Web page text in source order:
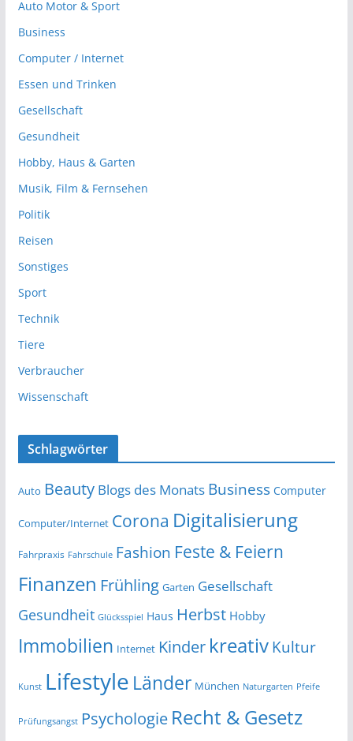
Auto Motor & Sport
Business
Computer / Internet
Essen und Trinken
Gesellschaft
Gesundheit
Hobby, Haus & Garten
Musik, Film & Fernsehen
Politik
Reisen
Sonstiges
Sport
Technik
Tiere
Verbraucher
Wissenschaft
Schlagwörter
Auto Beauty Blogs des Monats Business Computer
Computer/Internet Corona Digitalisierung
Fahrpraxis Fahrschule Fashion Feste & Feiern
Finanzen Frühling Garten Gesellschaft
Gesundheit Glücksspiel Haus Herbst Hobby
Immobilien Internet Kinder kreativKultur
Kunst Lifestyle Länder München Naturgarten Pfeife
Prüfungsangst Psychologie Recht & Gesetz